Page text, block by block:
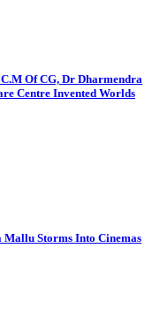
Of CG, Dr Dharmendra
Centre Invented Worlds
Mallu Storms Into Cinemas